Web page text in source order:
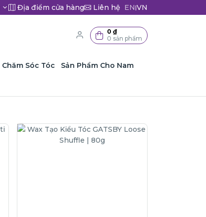
Địa điểm cửa hàng Liên hệ EN|VN
0 ₫
0 sản phẩm
Chăm Sóc Tóc Sản Phẩm Cho Nam